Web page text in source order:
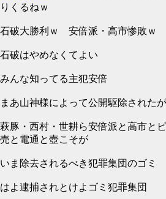
りくるねｗ
石破大勝利ｗ 安倍派・高市惨敗ｗ
石破はやめなくてよい
みんな知ってる主犯安倍
まあ山神様によって公開駆除された
萩豚・西村・世耕ら安倍派と高市と
売と電通と壺こそが
いま除去されるべき犯罪集団のゴミ
はよ逮捕されとけよゴミ犯罪集団